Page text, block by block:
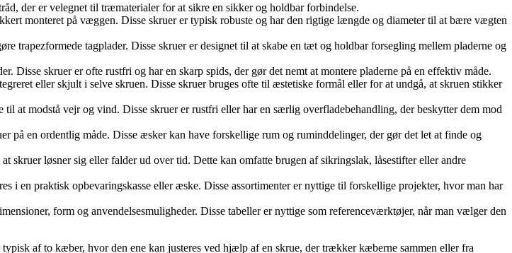
der er velegnet til træmaterialer for at sikre en sikker og holdbar forbindelse.
monteret på væggen. Disse skruer er typisk robuste og har den rigtige længde og diameter til at bære vægten
trapezformede tagplader. Disse skruer er designet til at skabe en tæt og holdbar forsegling mellem pladerne og
Disse skruer er ofte rustfri og har en skarp spids, der gør det nemt at montere pladerne på en effektiv måde.
eller skjult i selve skruen. Disse skruer bruges ofte til æstetiske formål eller for at undgå, at skruen stikker
at modstå vejr og vind. Disse skruer er rustfri eller har en særlig overfladebehandling, der beskytter dem mod
på en ordentlig måde. Disse æsker kan have forskellige rum og ruminddelinger, der gør det let at finde og
løsner sig eller falder ud over tid. Dette kan omfatte brugen af ​​sikringslak, låsestifter eller andre
i en praktisk opbevaringskasse eller æske. Disse assortimenter er nyttige til forskellige projekter, hvor man har
form og anvendelsesmuligheder. Disse tabeller er nyttige som referenceværktøjer, når man vælger den
af to kæber, hvor den ene kan justeres ved hjælp af en skrue, der trækker kæberne sammen eller fra